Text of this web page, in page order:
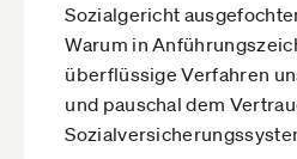
Sozialgericht
Warum in
überflüssige Verfahren
und pauschal dem